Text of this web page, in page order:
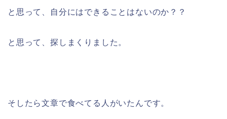
と思って、自分にはできることはないのか？？
と思って、探しまくりました。
そしたら文章で食べてる人がいたんです。